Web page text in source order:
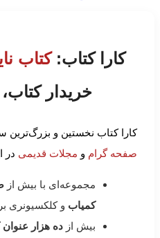
کارا کتاب:کتاب
خریدار
کارا کتاب نخستین و
صفحه گرام و مجلات قدیمی در
مجموعه‌ای با بیش از
کمیاب و کلکسیونری
بیش از ده هزار عنوان